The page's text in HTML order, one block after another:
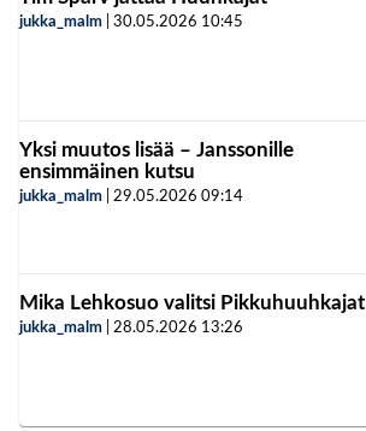
jukka_malm 30.05.2026 10:45
Yksi muutos lisää – Janssonille
ensimmäinen kutsu
jukka_malm 29.05.2026 09:14
Mika Lehkosuo valitsi Pikkuhuuhkajat
jukka_malm 28.05.2026 13:26